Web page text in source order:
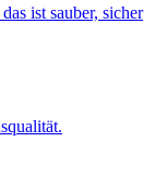
ist sauber, sicher